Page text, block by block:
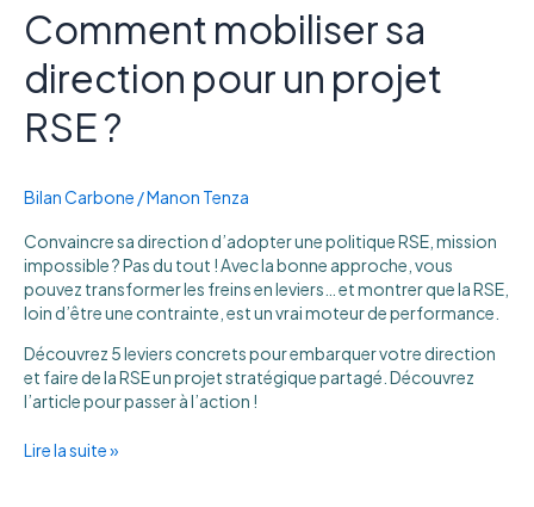
Comment mobiliser sa
direction pour un projet
RSE ?
Bilan Carbone /Manon Tenza
Convaincre sa direction d’adopter une politique RSE, mission
impossible ? Pas du tout ! Avec la bonne approche, vous
pouvez transformer les freins en leviers… et montrer que la RSE,
loin d’être une contrainte, est un vrai moteur de performance.
Découvrez 5 leviers concrets pour embarquer votre direction
et faire de la RSE un projet stratégique partagé. Découvrez
l’article pour passer à l’action !
Lire la suite »